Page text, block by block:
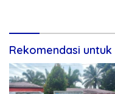
Rekomendasi untuk